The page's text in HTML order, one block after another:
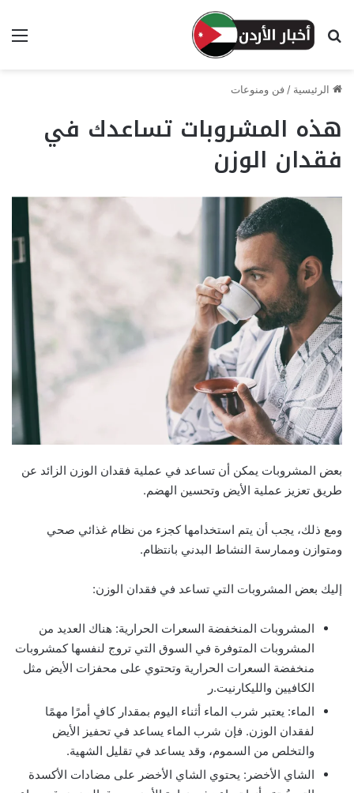
بحث عن
الرئيسية / فن ومنوعات
هذه المشروبات تساعدك في
فقدان الوزن
بعض المشروبات يمكن أن تساعد في عملية فقدان الوزن الزائد عن
طريق تعزيز عملية الأيض وتحسين الهضم.
ومع ذلك، يجب أن يتم استخدامها كجزء من نظام غذائي صحي
ومتوازن وممارسة النشاط البدني بانتظام.
إليك بعض المشروبات التي تساعد في فقدان الوزن:
المشروبات المنخفضة السعرات الحرارية: هناك العديد من
المشروبات المتوفرة في السوق التي تروج لنفسها كمشروبات
منخفضة السعرات الحرارية وتحتوي على محفزات الأيض مثل
الكافيين والليكارنيت.ر
الماء: يعتبر شرب الماء أثناء اليوم بمقدار كافٍ أمرًا مهمًا
لفقدان الوزن. فإن شرب الماء يساعد في تحفيز الأيض
والتخلص من السموم، وقد يساعد في تقليل الشهية.
الشاي الأخضر: يحتوي الشاي الأخضر على مضادات الأكسدة